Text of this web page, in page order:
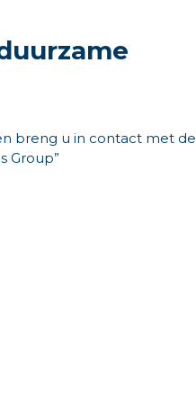
breng u in contact met de
Group”